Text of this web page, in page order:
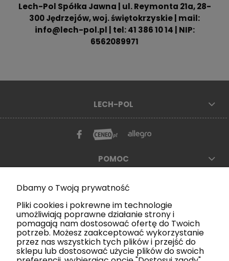
Lech-Pol Spółka Jawna | ul. Reymonta 21a, 28-
300 Jędrzejów, woj. świętokrzyskie | mail:
info@lech-pol.pl | tel: 41 386 10 14 | NIP:
6562089971
LECH-POL
POMOC
MOJE KONTO
PŁATNOŚĆ I DOSTAWA
NEWSLETTER
Dbamy o Twoją prywatność
Pliki cookies i pokrewne im technologie
umożliwiają poprawne działanie strony i
pomagają nam dostosować ofertę do Twoich
potrzeb. Możesz zaakceptować wykorzystanie
przez nas wszystkich tych plików i przejść do
sklepu lub dostosować użycie plików do swoich